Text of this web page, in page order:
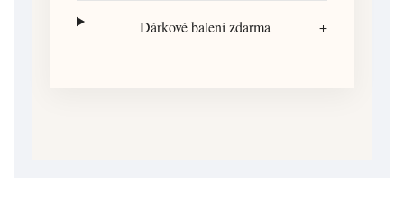
Dárkové balení zdarma +